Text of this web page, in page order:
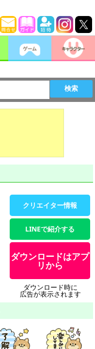
検索
クリエイター情報
LINEで紹介する
ダウンロードはアプ
リから
ダウンロード時に
広告が表示されます